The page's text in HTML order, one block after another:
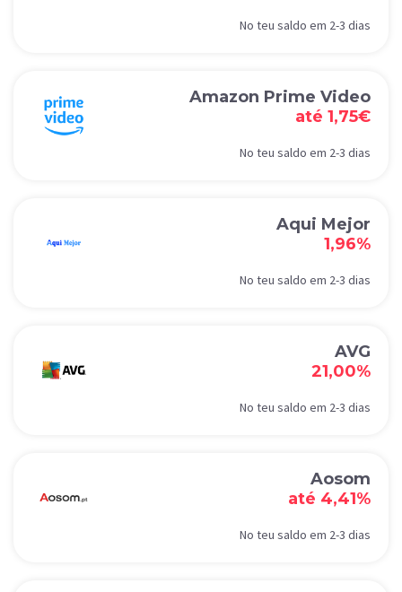
No teu saldo em 2-3 dias
Amazon Prime Video
até 1,75€
No teu saldo em 2-3 dias
Aqui Mejor
1,96%
No teu saldo em 2-3 dias
AVG
21,00%
No teu saldo em 2-3 dias
Aosom
até 4,41%
No teu saldo em 2-3 dias